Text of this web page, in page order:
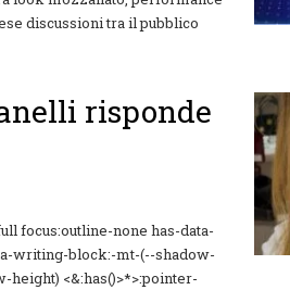
discussioni tra il pubblico
risponde
focus:outline-none has-data-
writing-block:-mt-(--shadow-
<&:has()>*>:pointer-